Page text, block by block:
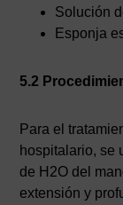
Solución
Esponja
5.2
Para el
hospitalario, se
de H2O del
extensión y